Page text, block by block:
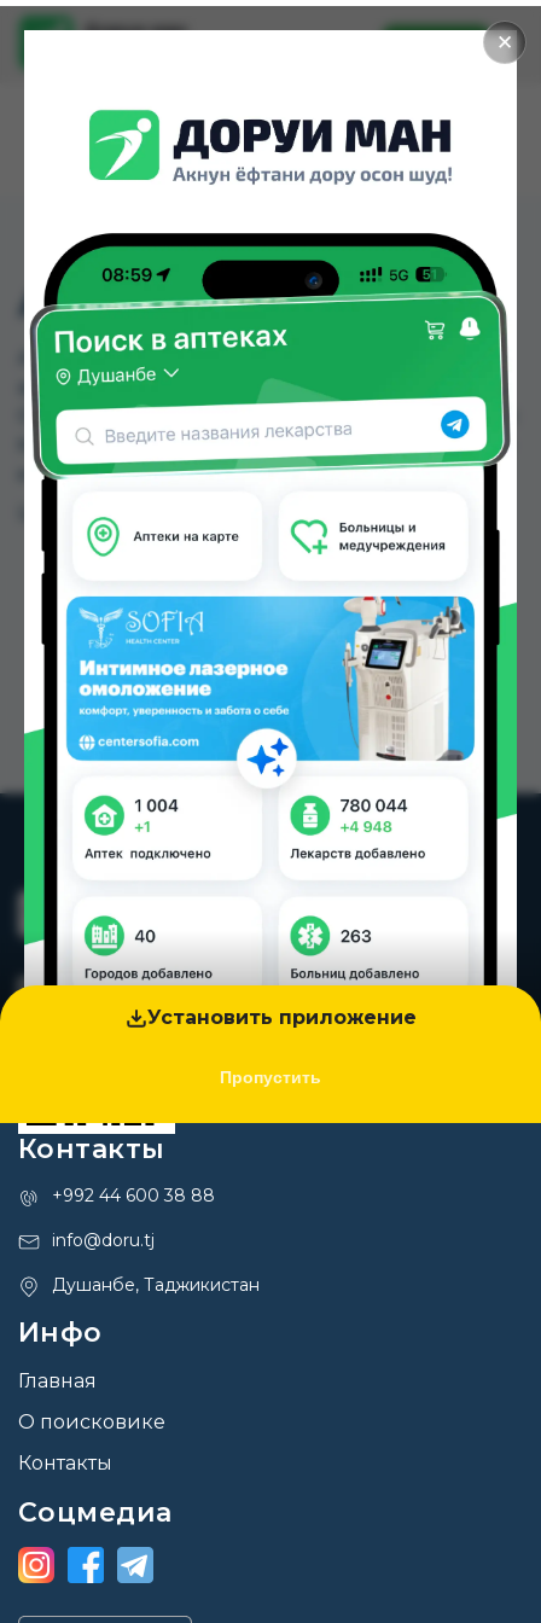
✕
Установить приложение
Пропустить
Доруи ман
Установить
АМОД-10 ТБ №30
АМОД-10 ТБ №30 можно купить или заказать в
аптеках, Дорухона Эдем №2, Мадад Фарм №111,
Ориёнфарм 74, Руми, Сабо, Самсон фарм, Санус
№2 по цене от 52.00 TJS до 62.00 TJS в Душанбе
и других городах Таджикистана
Цена: от52.00 TJS
Контакты
+992 44 600 38 88
info@doru.tj
Душанбе, Таджикистан
Инфо
Главная
О поисковике
Контакты
Соцмедиа